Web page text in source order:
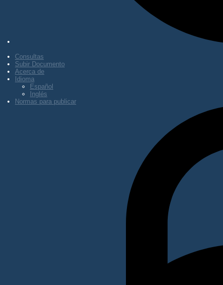
Consultas
Subir Documento
Acerca de
Idioma
Español
Inglés
Normas para publicar